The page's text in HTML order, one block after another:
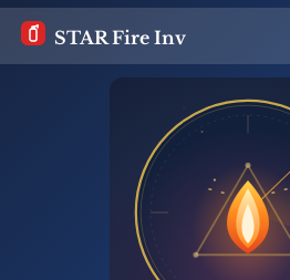
STAR Fire Inv